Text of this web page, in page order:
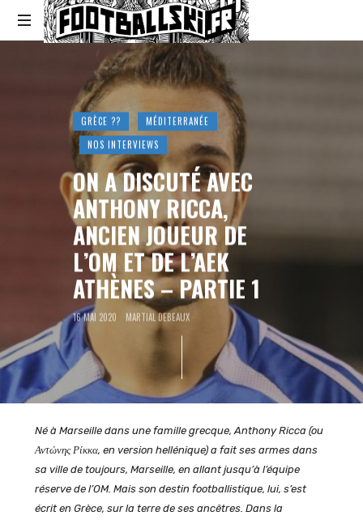
Footballski
football
d'Europe
centrale
d'Europe
l'Est
GRÈCE ??
MÉDITERRANÉE
NOS INTERVIEWS
ON A DISCUTÉ AVEC
ANTHONY RICCA,
ANCIEN JOUEUR DE
L’OM ET DE L’AEK
ATHÈNES – PARTIE 1
16 MAI 2020 MARTIAL DEBEAUX
Né à Marseille dans une famille grecque, Anthony Ricca (ou
Αντώνης Ρίκκα, en version hellénique) a fait ses armes dans
sa ville de toujours, Marseille, en allant jusqu’à l’équipe
réserve de l’OM. Mais son destin footballistique, lui, s’est
écrit en Grèce, sur la terre de ses ancêtres. Dans la